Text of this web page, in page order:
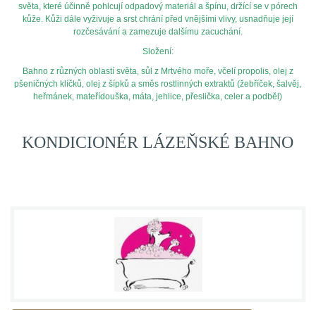
světa, které účinně pohlcují odpadový materiál a špínu, držící se v pórech
kůže. Kůži dále vyživuje a srst chrání před vnějšími vlivy, usnadňuje její
rozčesávání a zamezuje dalšímu zacuchání.
Složení:
Bahno z různých oblastí světa, sůl z Mrtvého moře, včelí propolis, olej z
pšeničných klíčků, olej z šípků a směs rostlinných extraktů (žebříček, šalvěj,
heřmánek, mateřídouška, máta, jehlice, přeslička, celer a podběl)
KONDICIONÉR LÁZEŇSKÉ BAHNO